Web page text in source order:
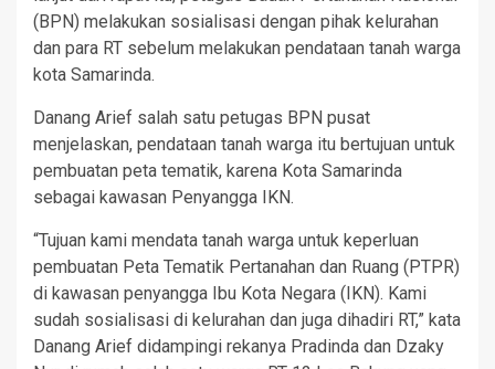
(BPN) melakukan sosialisasi dengan pihak kelurahan
dan para RT sebelum melakukan pendataan tanah warga
kota Samarinda.
Danang Arief salah satu petugas BPN pusat
menjelaskan, pendataan tanah warga itu bertujuan untuk
pembuatan peta tematik, karena Kota Samarinda
sebagai kawasan Penyangga IKN.
“Tujuan kami mendata tanah warga untuk keperluan
pembuatan Peta Tematik Pertanahan dan Ruang (PTPR)
di kawasan penyangga Ibu Kota Negara (IKN). Kami
sudah sosialisasi di kelurahan dan juga dihadiri RT,” kata
Danang Arief didampingi rekanya Pradinda dan Dzaky